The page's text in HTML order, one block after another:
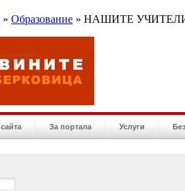
» Образование » НАШИТЕ
За портала Услуги